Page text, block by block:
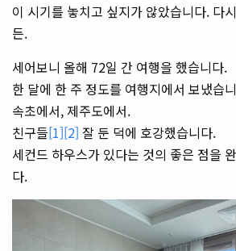
이 시기를 놓치고 싶지가 않았습니다. 다
든.
세어보니 올해 72일 간 여행을 했습니다.
한 달에 한 주 정도를 여행지에서 보냈습
속초에서, 제주도에서.
친구들[1][2] 잘 둔 덕에 호강했습니다.
세컨드 하우스가 있다는 것의 좋은 점을
다.